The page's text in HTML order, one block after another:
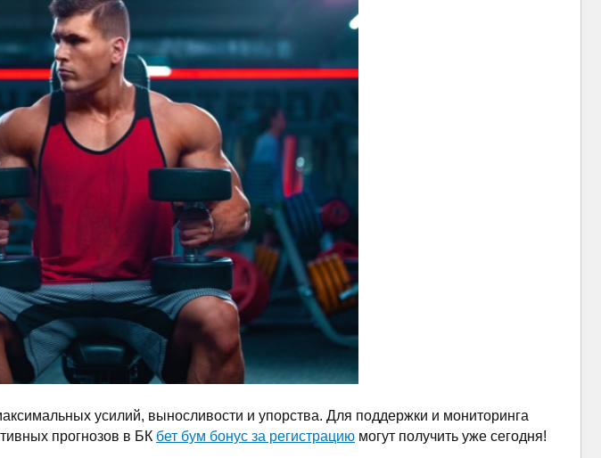
усилий, выносливости и упорства. Для поддержки и мониторинга
прогнозов в БК бет бум бонус за регистрацию могут получить уже сегодня!